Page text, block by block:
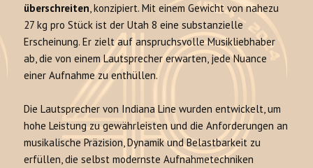
überschreiten, konzipiert. Mit einem Gewicht von nahezu
27 kg pro Stück ist der Utah 8 eine substanzielle
Erscheinung. Er zielt auf anspruchsvolle Musikliebhaber
ab, die von einem Lautsprecher erwarten, jede Nuance
einer Aufnahme zu enthüllen.
Die Lautsprecher von Indiana Line wurden entwickelt, um
hohe Leistung zu gewährleisten und die Anforderungen an
musikalische Präzision, Dynamik und Belastbarkeit zu
erfüllen, die selbst modernste Aufnahmetechniken